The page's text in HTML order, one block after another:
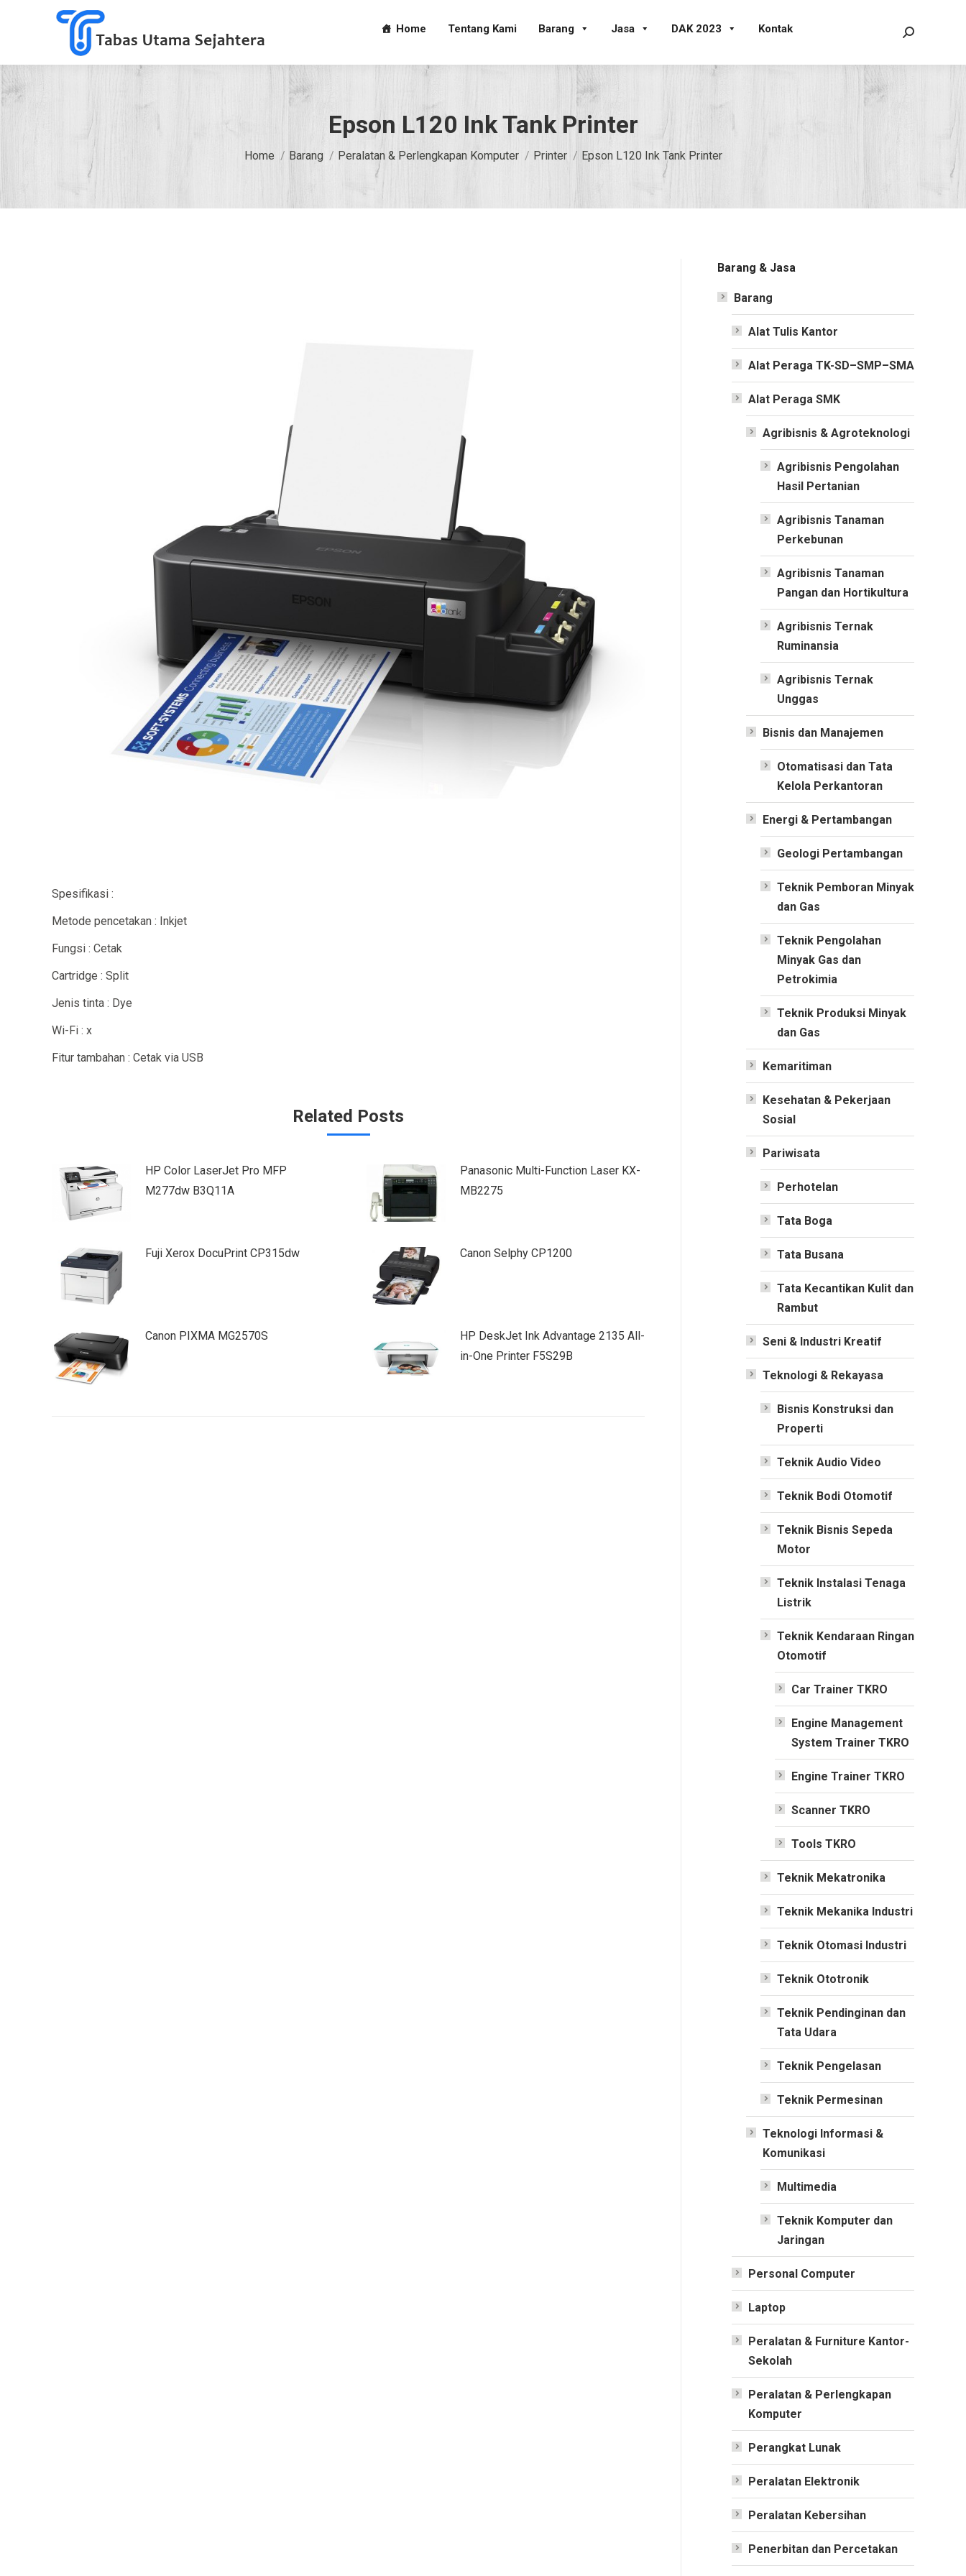
Home Tentang Kami Barang Jasa DAK 2023 Kontak Search:
Epson L120 Ink Tank Printer
You are here:
Home Barang Peralatan & Perlengkapan Komputer Printer Epson L120 Ink Tank Printer
Spesifikasi :
Metode pencetakan : Inkjet
Fungsi : Cetak
Cartridge : Split
Jenis tinta : Dye
Wi-Fi : x
Fitur tambahan : Cetak via USB
Related Posts
HP Color LaserJet Pro MFP
M277dw B3Q11A
Panasonic Multi-Function Laser KX-
MB2275
Fuji Xerox DocuPrint CP315dw Canon Selphy CP1200
Canon PIXMA MG2570S
HP DeskJet Ink Advantage 2135 All-
in-One Printer F5S29B
Barang & Jasa
Barang
Alat Tulis Kantor
Alat Peraga TK-SD–SMP–SMA
Alat Peraga SMK
Agribisnis & Agroteknologi
Agribisnis Pengolahan
Hasil Pertanian
Agribisnis Tanaman
Perkebunan
Agribisnis Tanaman
Pangan dan Hortikultura
Agribisnis Ternak
Ruminansia
Agribisnis Ternak
Unggas
Bisnis dan Manajemen
Otomatisasi dan Tata
Kelola Perkantoran
Energi & Pertambangan
Geologi Pertambangan
Teknik Pemboran Minyak
dan Gas
Teknik Pengolahan
Minyak Gas dan
Petrokimia
Teknik Produksi Minyak
dan Gas
Kemaritiman
Kesehatan & Pekerjaan
Sosial
Pariwisata
Perhotelan
Tata Boga
Tata Busana
Tata Kecantikan Kulit dan
Rambut
Seni & Industri Kreatif
Teknologi & Rekayasa
Bisnis Konstruksi dan
Properti
Teknik Audio Video
Teknik Bodi Otomotif
Teknik Bisnis Sepeda
Motor
Teknik Instalasi Tenaga
Listrik
Teknik Kendaraan Ringan
Otomotif
Car Trainer TKRO
Engine Management
System Trainer TKRO
Engine Trainer TKRO
Scanner TKRO
Tools TKRO
Teknik Mekatronika
Teknik Mekanika Industri
Teknik Otomasi Industri
Teknik Ototronik
Teknik Pendinginan dan
Tata Udara
Teknik Pengelasan
Teknik Permesinan
Teknologi Informasi &
Komunikasi
Multimedia
Teknik Komputer dan
Jaringan
Personal Computer
Laptop
Peralatan & Furniture Kantor-
Sekolah
Peralatan & Perlengkapan
Komputer
Perangkat Lunak
Peralatan Elektronik
Peralatan Kebersihan
Penerbitan dan Percetakan